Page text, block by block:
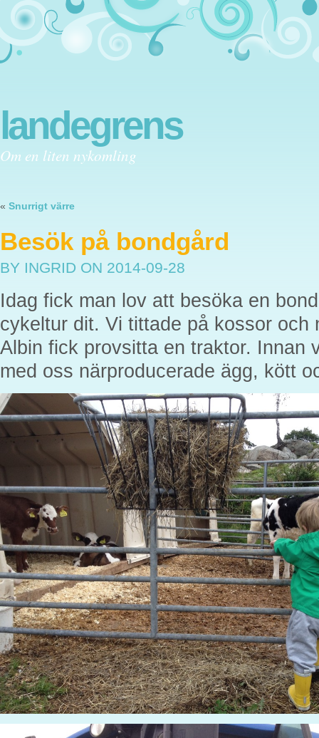
landegrens
Om en liten nykomling
« Snurrigt värre
Besök på bondgård
BY INGRID ON 2014-09-28
Idag fick man lov att besöka en
cykeltur dit. Vi tittade på kossor och
Albin fick provsitta en traktor. Innan
med oss närproducerade ägg, kött